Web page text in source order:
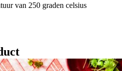
van 250 graden celsius